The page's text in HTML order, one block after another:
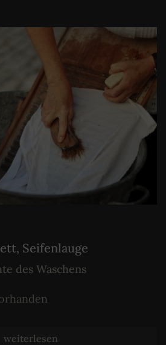
Seifenlauge
des Waschens
weiterlesen